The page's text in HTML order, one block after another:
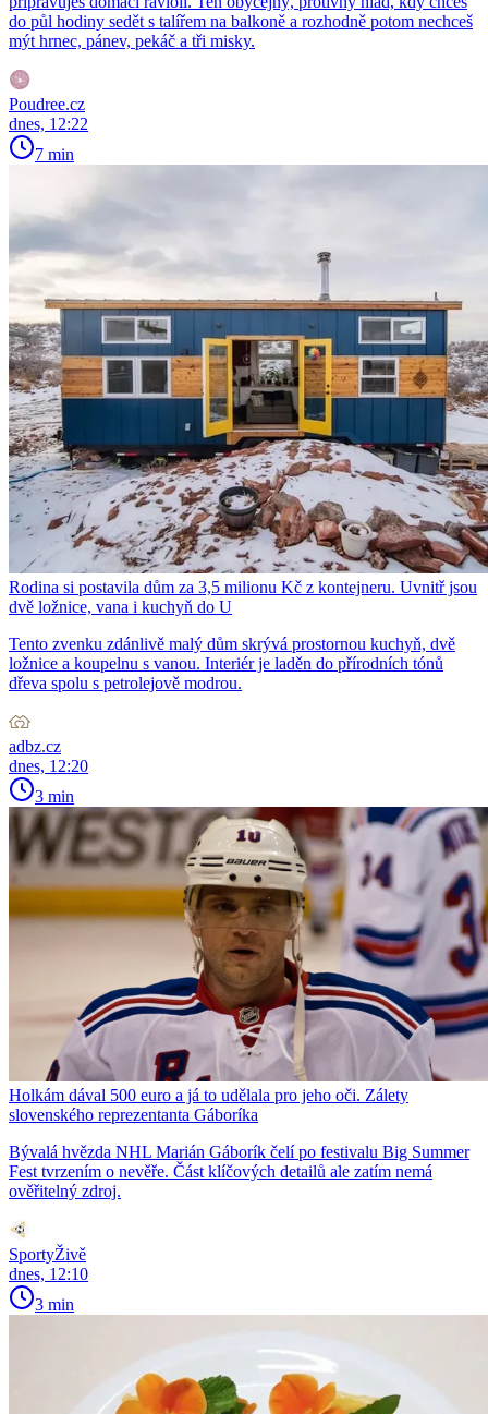
do půl hodiny sedět s talířem na balkoně a rozhodně potom nechceš
mýt hrnec, pánev, pekáč a tři misky.
Poudree.cz
dnes, 12:22
7 min
Rodina si postavila dům za 3,5 milionu Kč z kontejneru. Uvnitř jsou
dvě ložnice, vana i kuchyň do U
Tento zvenku zdánlivě malý dům skrývá prostornou kuchyň, dvě
ložnice a koupelnu s vanou. Interiér je laděn do přírodních tónů
dřeva spolu s petrolejově modrou.
adbz.cz
dnes, 12:20
3 min
Holkám dával 500 euro a já to udělala pro jeho oči. Zálety
slovenského reprezentanta Gáboríka
Bývalá hvězda NHL Marián Gáborík čelí po festivalu Big Summer
Fest tvrzením o nevěře. Část klíčových detailů ale zatím nemá
ověřitelný zdroj.
SportyŽivě
dnes, 12:10
3 min